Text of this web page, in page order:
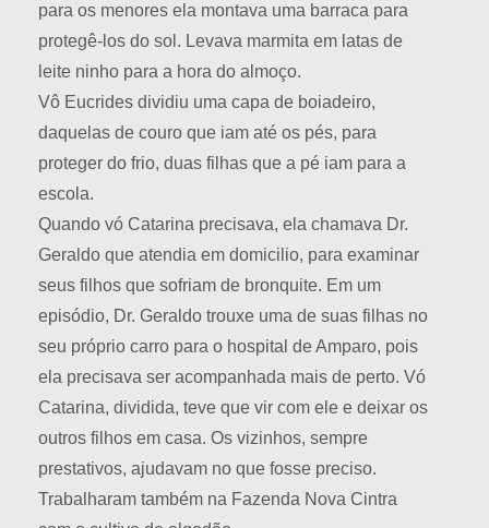
para os menores ela montava uma barraca para
protegê-los do sol. Levava marmita em latas de
leite ninho para a hora do almoço.
Vô Eucrides dividiu uma capa de boiadeiro,
daquelas de couro que iam até os pés, para
proteger do frio, duas filhas que a pé iam para a
escola.
Quando vó Catarina precisava, ela chamava Dr.
Geraldo que atendia em domicilio, para examinar
seus filhos que sofriam de bronquite. Em um
episódio, Dr. Geraldo trouxe uma de suas filhas no
seu próprio carro para o hospital de Amparo, pois
ela precisava ser acompanhada mais de perto. Vó
Catarina, dividida, teve que vir com ele e deixar os
outros filhos em casa. Os vizinhos, sempre
prestativos, ajudavam no que fosse preciso.
Trabalharam também na Fazenda Nova Cintra